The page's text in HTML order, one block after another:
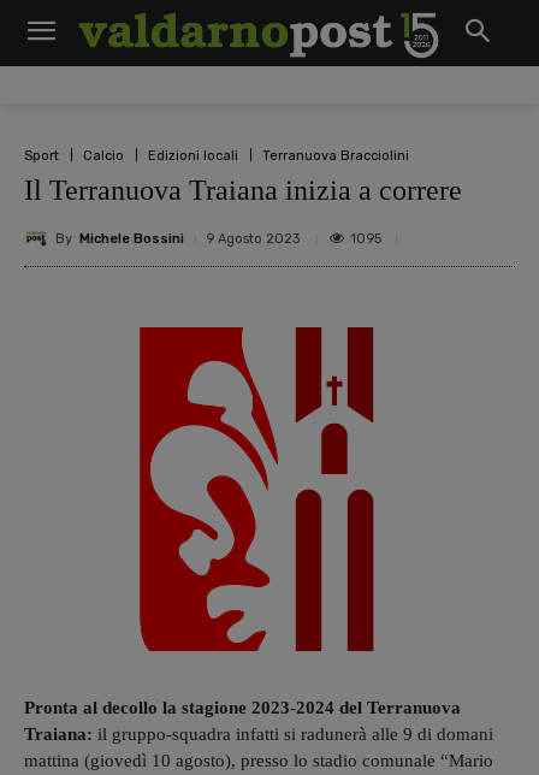
Sport Calcio Edizioni locali Terranuova Bracciolini
Il Terranuova Traiana inizia a correre
By Michele Bossini 9 Agosto 2023 1095
Pronta al decollo la stagione 2023-2024 del Terranuova
Traiana: il gruppo-squadra infatti si radunerà alle 9 di domani
mattina (giovedì 10 agosto), presso lo stadio comunale “Mario